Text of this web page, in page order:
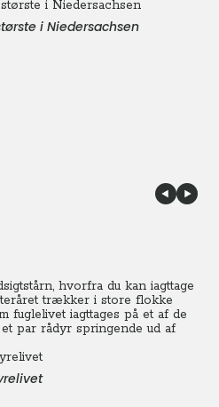
i Niedersachsen
hvorfra du kan iagttage
trækker i store flokke
fuglelivet iagttages på et af de
par rådyr springende ud af